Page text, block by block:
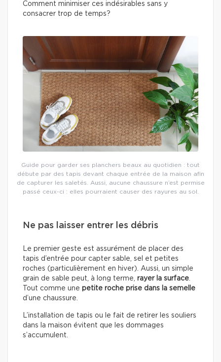
Comment minimiser ces indésirables sans y
consacrer trop de temps?
Guide pour garder ses planchers beaux au quotidien : tout
débute par des tapis devant chaque entrée de la maison afin
de capturer les saletés. Aussi, aucune chaussure n’est permise
passé ceux-ci : elles pourraient causer des rayures au sol.
Ne pas laisser entrer les débris
Le premier geste est assurément de placer des
tapis d’entrée pour capter sable, sel et petites
roches (particulièrement en hiver). Aussi, un simple
grain de sable peut, à long terme, rayer la surface
Tout comme une petite roche prise dans la semelle
d’une chaussure.
L’installation de tapis ou le fait de retirer les souliers
dans la maison évitent que les dommages
s’accumulent.